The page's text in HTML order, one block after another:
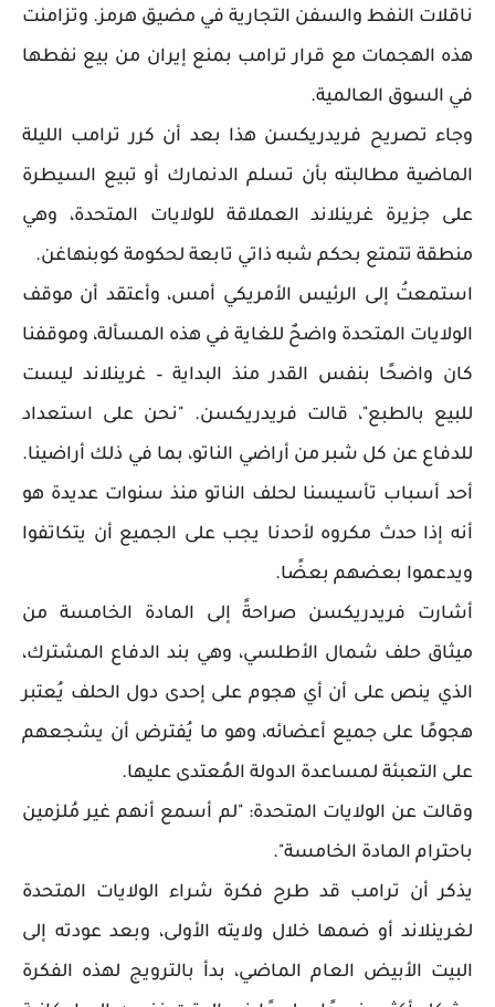
ناقلات النفط والسفن التجارية في مضيق هرمز. وتزامنت
هذه الهجمات مع قرار ترامب بمنع إيران من بيع نفطها
في السوق العالمية.
وجاء تصريح فريدريكسن هذا بعد أن كرر ترامب الليلة
الماضية مطالبته بأن تسلم الدنمارك أو تبيع السيطرة
على جزيرة غرينلاند العملاقة للولايات المتحدة، وهي
منطقة تتمتع بحكم شبه ذاتي تابعة لحكومة كوبنهاغن.
استمعتُ إلى الرئيس الأمريكي أمس، وأعتقد أن موقف
الولايات المتحدة واضحٌ للغاية في هذه المسألة، وموقفنا
كان واضحًا بنفس القدر منذ البداية – غرينلاند ليست
للبيع بالطبع"، قالت فريدريكسن. "نحن على استعداد
للدفاع عن كل شبر من أراضي الناتو، بما في ذلك أراضينا.
أحد أسباب تأسيسنا لحلف الناتو منذ سنوات عديدة هو
أنه إذا حدث مكروه لأحدنا يجب على الجميع أن يتكاتفوا
ويدعموا بعضهم بعضًا.
أشارت فريدريكسن صراحةً إلى المادة الخامسة من
ميثاق حلف شمال الأطلسي، وهي بند الدفاع المشترك،
الذي ينص على أن أي هجوم على إحدى دول الحلف يُعتبر
هجومًا على جميع أعضائه، وهو ما يُفترض أن يشجعهم
على التعبئة لمساعدة الدولة المُعتدى عليها.
وقالت عن الولايات المتحدة: "لم أسمع أنهم غير مُلزمين
باحترام المادة الخامسة".
يذكر أن ترامب قد طرح فكرة شراء الولايات المتحدة
لغرينلاند أو ضمها خلال ولايته الأولى، وبعد عودته إلى
البيت الأبيض العام الماضي، بدأ بالترويج لهذه الفكرة